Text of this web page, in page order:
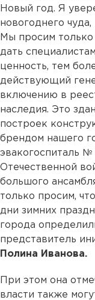
Новый год. Я
новогоднего
Мы просим
дать
ценность, тем
действующий
включению в
наследия. Это
построек
брендом нашего
эвакогоспиталь
Отечественной
большого
только просим,
дни зимних
города
представитель
Полина Иванова.
При этом она
власти также